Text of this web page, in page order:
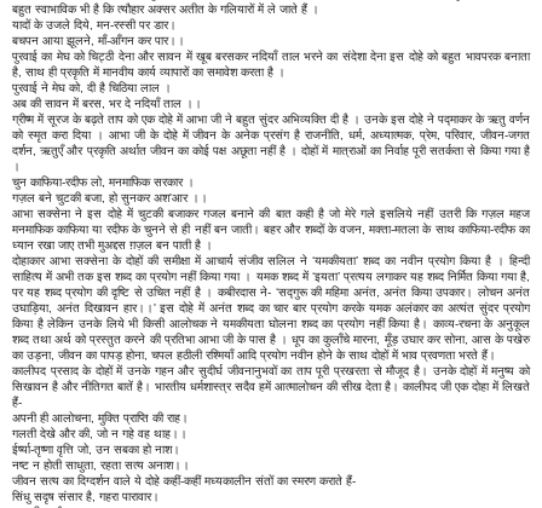
बहुत स्वाभाविक भी है कि त्यौहार अक्सर अतीत के गलियारों में ले जाते हैं ।
यादों के उजले दिये, मन-रस्सी पर डार।
बचपन आया झूलने, माँ-आँगन कर पार।।
पुरवाई का मेघ को चिट्ठी देना और सावन में खूब बरसकर नदियाँ ताल भरने का संदेशा देना इस दोहे को बहुत भावपरक बनाता
है, साथ ही प्रकृति में मानवीय कार्य व्यापारों का समावेश करता है ।
पुरवाई ने मेघ को, दी है चिठिया लाल ।
अब की सावन में बरस, भर दे नदियाँ ताल ।।
ग्रीष्म में सूरज के बढ़ते ताप को एक दोहे में आभा जी ने बहुत सुंदर अभिव्यक्ति दी है । उनके इस दोहे ने पद्माकर के ऋतु वर्णन
को स्मृत करा दिया । आभा जी के दोहे में जीवन के अनेक प्रसंग है राजनीति, धर्म, अध्यात्मक, प्रेम, परिवार, जीवन-जगत
दर्शन, ऋतुएँ और प्रकृति अर्थात जीवन का कोई पक्ष अछूता नहीं है । दोहों में मात्राओं का निर्वाह पूरी सतर्कता से किया गया है
।
चुन काफिया-रदीफ लो, मनमाफिक सरकार ।
गज़ल बने चुटकी बजा, हो सुनकर अश'आर ।।
आभा सक्सेना ने इस दोहे में चुटकी बजाकर गजल बनाने की बात कही है जो मेरे गले इसलिये नहीं उतरी कि गज़ल महज
मनमाफिक काफिया या रदीफ के चुनने से ही नहीं बन जाती। बहर और शब्दों के वजन, मक्ता-मतला के साथ काफिया-रदीफ का
ध्यान रखा जाए तभी मुअद्दस ग़ज़ल बन पाती है ।
दोहाकार आभा सक्सेना के दोहों की समीक्षा में आचार्य संजीव सलिल ने ‘यमकीयता’ शब्द का नवीन प्रयोग किया है । हिन्दी
साहित्य में अभी तक इस शब्द का प्रयोग नहीं किया गया । यमक शब्द में ‘इयता’ प्रत्यय लगाकर यह शब्द निर्मित किया गया है,
पर यह शब्द प्रयोग की दृष्टि से उचित नहीं है । कबीरदास ने- ‘सद्गुरू की महिमा अनंत, अनंत किया उपकार। लोचन अनंत
उघाड़िया, अनंत दिखावन हार।।' इस दोहे में अनंत शब्द का चार बार प्रयोग करके यमक अलंकार का अत्यंत सुंदर प्रयोग
किया है लेकिन उनके लिये भी किसी आलोचक ने यमकीयता घोलना शब्द का प्रयोग नहीं किया है। काव्य-रचना के अनुकूल
शब्द तथा अर्थ को प्रस्तुत करने की प्रतिभा आभा जी के पास है । धूप का कुलाँचे मारना, मूँड़ उघार कर सोना, आस के पखेरु
का उड़ना, जीवन का पापड़ होना, चपल हठीली रश्मियाँ आदि प्रयोग नवीन होने के साथ दोहों में भाव प्रवणता भरते हैं।
कालीपद प्रसाद के दोहों में उनके गहन और सुदीर्घ जीवनानुभवों का ताप पूरी प्रखरता से मौजूद है। उनके दोहों में मनुष्य को
सिखावन है और नीतिगत बातें है। भारतीय धर्मशास्त्र सदैव हमें आत्मालोचन की सीख देता है। कालीपद जी एक दोहा में लिखते
हैं-
अपनी ही आलोचना, मुक्ति प्राप्ति की राह।
गलती देखे और की, जो न गहे वह थाह।।
ईर्ष्या-तृष्णा वृत्ति जो, उन सबका हो नाश।
नष्ट न होती साधुता, रहता सत्य अनाश।।
जीवन सत्य का दिग्दर्शन वाले ये दोहे कहीं-कहीं मध्यकालीन संतों का स्मरण कराते हैं-
सिंधु सदृष संसार है, गहरा पारावार।